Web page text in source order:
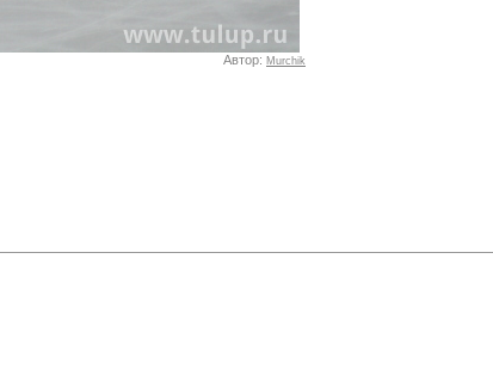
Автор: Murchik